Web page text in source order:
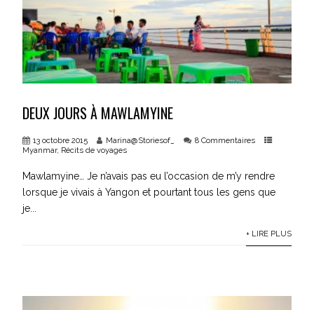
DEUX JOURS À MAWLAMYINE
13 octobre 2015 Marina@Storiesof_
8 Commentaires
Myanmar, Récits de voyages
Mawlamyine… Je n’avais pas eu l’occasion de m’y rendre
lorsque je vivais à Yangon et pourtant tous les gens que
je...
+ LIRE PLUS